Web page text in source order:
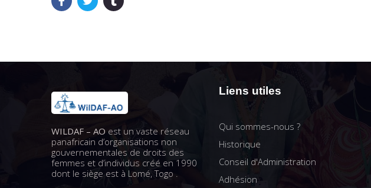
WILDAF – AO est un vaste réseau
panafricain d’organisations non
gouvernementales de droits des
femmes et d’individus créé en 1990
dont le siège est à Lomé, Togo .
Liens utiles
Qui sommes-nous ?
Historique
Conseil d'Administration
Adhésion